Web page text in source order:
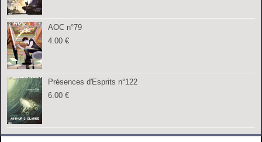
AOC n°79
4.00€
Présences d'Esprits n°122
6.00€